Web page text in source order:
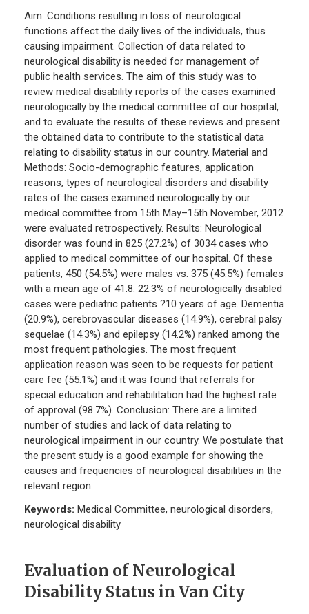
Aim: Conditions resulting in loss of neurological
functions affect the daily lives of the individuals, thus
causing impairment. Collection of data related to
neurological disability is needed for management of
public health services. The aim of this study was to
review medical disability reports of the cases examined
neurologically by the medical committee of our hospital,
and to evaluate the results of these reviews and present
the obtained data to contribute to the statistical data
relating to disability status in our country. Material and
Methods: Socio-demographic features, application
reasons, types of neurological disorders and disability
rates of the cases examined neurologically by our
medical committee from 15th May–15th November, 2012
were evaluated retrospectively. Results: Neurological
disorder was found in 825 (27.2%) of 3034 cases who
applied to medical committee of our hospital. Of these
patients, 450 (54.5%) were males vs. 375 (45.5%) females
with a mean age of 41.8. 22.3% of neurologically disabled
cases were pediatric patients ?10 years of age. Dementia
(20.9%), cerebrovascular diseases (14.9%), cerebral palsy
sequelae (14.3%) and epilepsy (14.2%) ranked among the
most frequent pathologies. The most frequent
application reason was seen to be requests for patient
care fee (55.1%) and it was found that referrals for
special education and rehabilitation had the highest rate
of approval (98.7%). Conclusion: There are a limited
number of studies and lack of data relating to
neurological impairment in our country. We postulate that
the present study is a good example for showing the
causes and frequencies of neurological disabilities in the
relevant region.
Keywords: Medical Committee, neurological disorders,
neurological disability
Evaluation of Neurological
Disability Status in Van City